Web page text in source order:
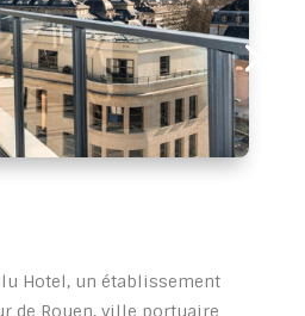
Hotel, un établissement
de Rouen, ville portuaire